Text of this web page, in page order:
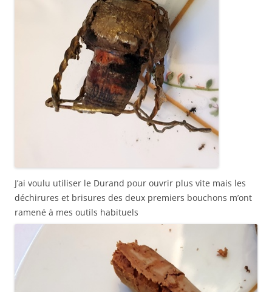
J’ai voulu utiliser le Durand pour ouvrir plus vite mais les
déchirures et brisures des deux premiers bouchons m’ont
ramené à mes outils habituels